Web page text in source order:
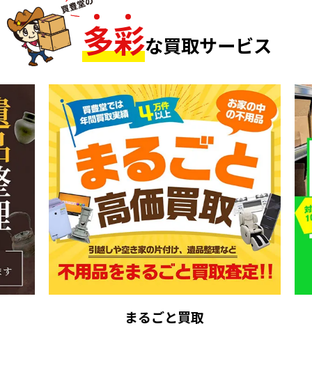
多彩な買取サービス
まるごと買取